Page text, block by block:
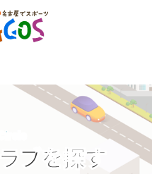
ブを探す